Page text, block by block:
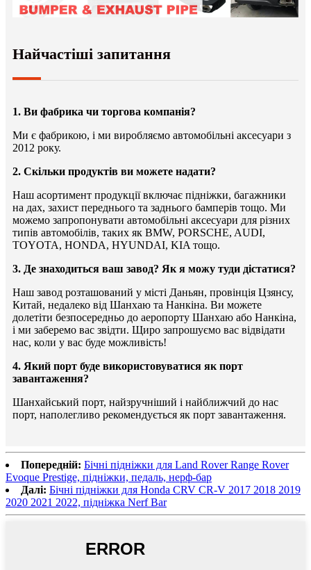
Найчастіші запитання
1. Ви фабрика чи торгова компанія?
Ми є фабрикою, і ми виробляємо автомобільні аксесуари з
2012 року.
2. Скільки продуктів ви можете надати?
Наш асортимент продукції включає підніжки, багажники
на дах, захист переднього та заднього бамперів тощо. Ми
можемо запропонувати автомобільні аксесуари для різних
типів автомобілів, таких як BMW, PORSCHE, AUDI,
TOYOTA, HONDA, HYUNDAI, KIA тощо.
3. Де знаходиться ваш завод? Як я можу туди дістатися?
Наш завод розташований у місті Даньян, провінція Цзянсу,
Китай, недалеко від Шанхаю та Нанкіна. Ви можете
долетіти безпосередньо до аеропорту Шанхаю або Нанкіна,
і ми заберемо вас звідти. Щиро запрошуємо вас відвідати
нас, коли у вас буде можливість!
4. Який порт буде використовуватися як порт
завантаження?
Шанхайський порт, найзручніший і найближчий до нас
порт, наполегливо рекомендується як порт завантаження.
Попередній: Бічні підніжки для Land Rover Range Rover
Evoque Prestige, підніжки, педаль, нерф-бар
Далі: Бічні підніжки для Honda CRV CR-V 2017 2018 2019
2020 2021 2022, підніжка Nerf Bar